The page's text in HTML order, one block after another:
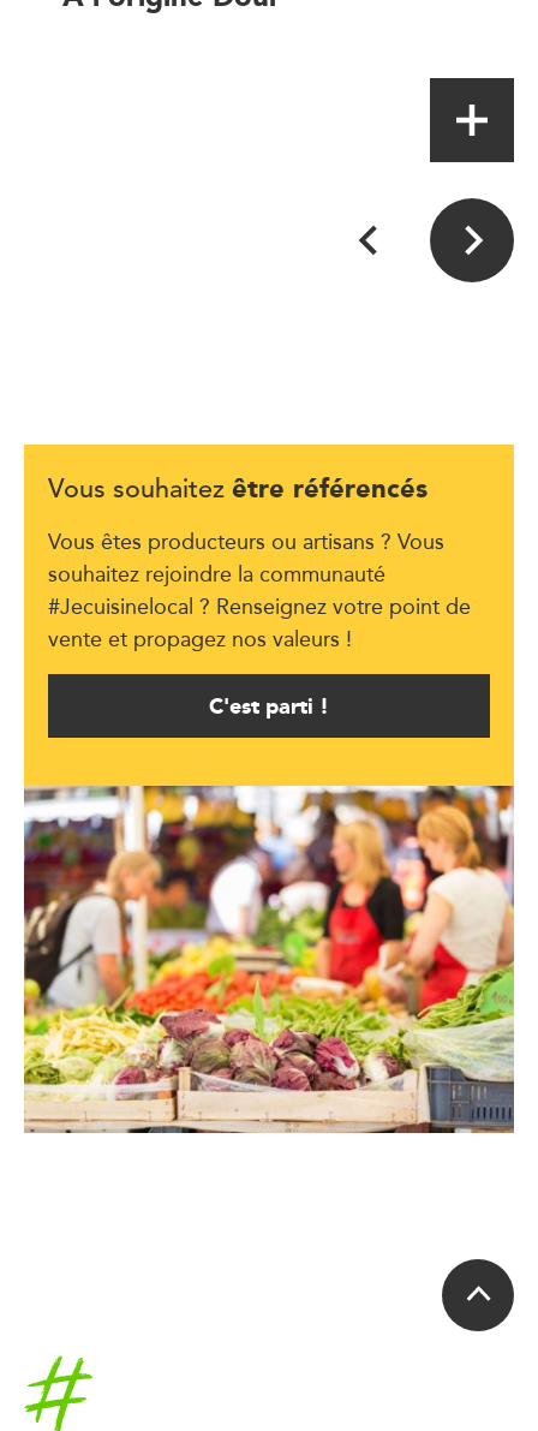
Vous souhaitez être référencés
Vous êtes producteurs ou artisans ? Vous
souhaitez rejoindre la communauté
#Jecuisinelocal ? Renseignez votre point de
vente et propagez nos valeurs !
C'est parti !
Accueil